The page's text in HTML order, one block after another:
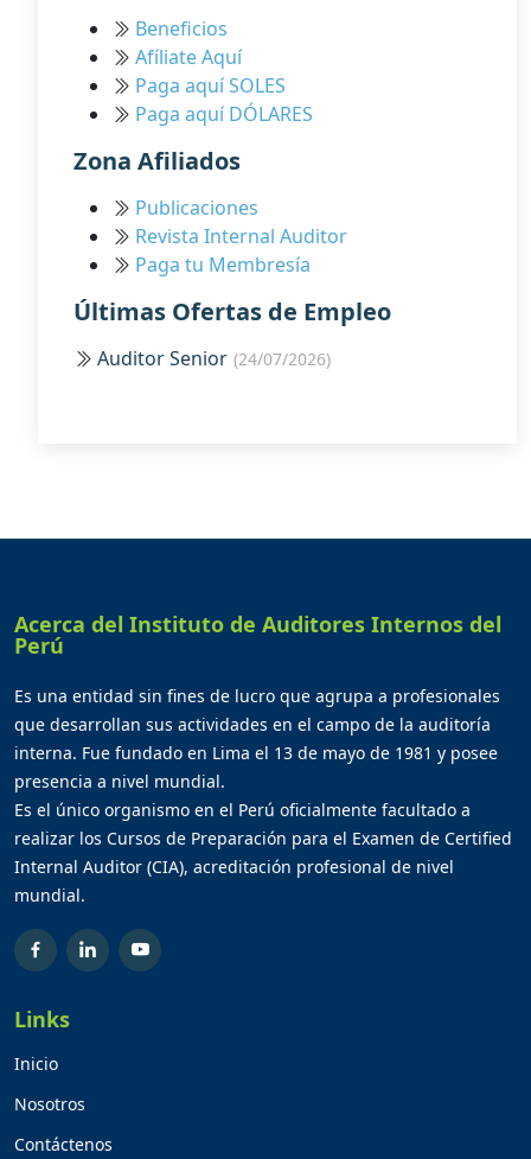
Beneficios
Afíliate Aquí
Paga aquí SOLES
Paga aquí DÓLARES
Zona Afiliados
Publicaciones
Revista Internal Auditor
Paga tu Membresía
Últimas Ofertas de Empleo
Auditor Senior (24/07/2026)
Acerca del Instituto de Auditores Internos del
Perú
Es una entidad sin fines de lucro que agrupa a profesionales
que desarrollan sus actividades en el campo de la auditoría
interna. Fue fundado en Lima el 13 de mayo de 1981 y posee
presencia a nivel mundial.
Es el único organismo en el Perú oficialmente facultado a
realizar los Cursos de Preparación para el Examen de Certified
Internal Auditor (CIA), acreditación profesional de nivel
mundial.
Links
Inicio
Nosotros
Contáctenos